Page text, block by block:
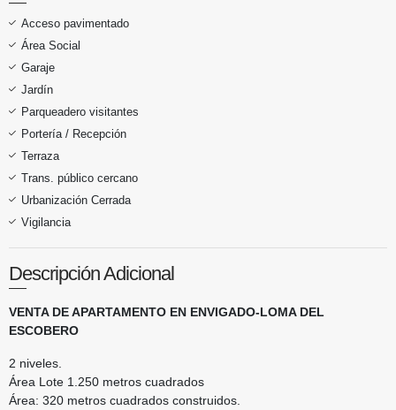
Acceso pavimentado
Área Social
Garaje
Jardín
Parqueadero visitantes
Portería / Recepción
Terraza
Trans. público cercano
Urbanización Cerrada
Vigilancia
Descripción Adicional
VENTA DE APARTAMENTO EN ENVIGADO-LOMA DEL
ESCOBERO
2 niveles.
Área Lote 1.250 metros cuadrados
Área: 320 metros cuadrados construidos.